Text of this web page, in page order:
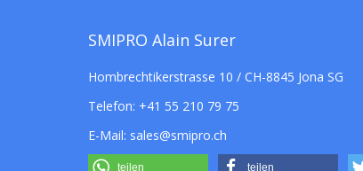
SMIPRO Alain Surer
Hombrechtikerstrasse 10 / CH-8845 Jona SG
Telefon: +41 55 210 79 75
E-Mail: sales@smipro.ch
teilen teilen